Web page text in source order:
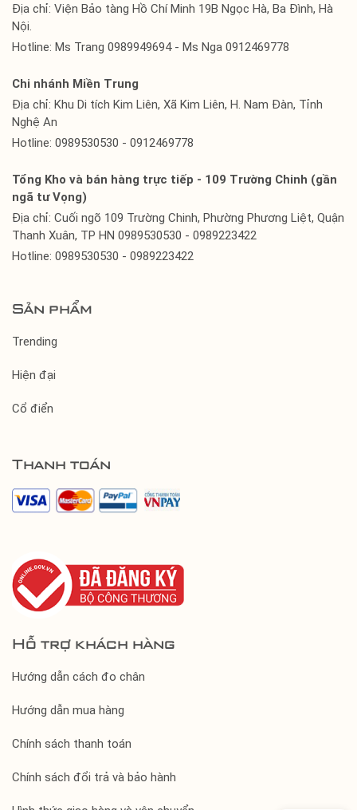
Địa chỉ: Viện Bảo tàng Hồ Chí Minh 19B Ngọc Hà, Ba Đình, Hà
Nội.
Hotline: Ms Trang 0989949694 - Ms Nga 0912469778
Chi nhánh Miền Trung
Địa chỉ: Khu Di tích Kim Liên, Xã Kim Liên, H. Nam Đàn, Tỉnh
Nghệ An
Hotline: 0989530530 - 0912469778
Tổng Kho và bán hàng trực tiếp - 109 Trường Chinh (gần
ngã tư Vọng)
Địa chỉ: Cuối ngõ 109 Trường Chinh, Phường Phương Liệt, Quận
Thanh Xuân, TP HN 0989530530 - 0989223422
Hotline: 0989530530 - 0989223422
Sản phẩm
Trending
Hiện đại
Cổ điển
Thanh toán
Hỗ trợ khách hàng
Hướng dẫn cách đo chân
Hướng dẫn mua hàng
Chính sách thanh toán
Chính sách đổi trả và bảo hành